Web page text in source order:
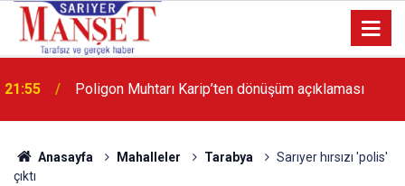
21:55 Poligon Muhtarı Karip’ten dönüşüm açıklaması
13:36 'Poligon'da İstanbul'a örnek proje gerçekleştirilecek'
Anasayfa Mahalleler Tarabya
Sarıyer hırsızı 'polis'
çıktı